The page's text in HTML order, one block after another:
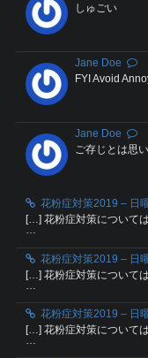
しゅごい
Jane Doe
FYI Avoid
Jane Doe
ご存じとは思
花粉症対策2019 – 日
[…] 花粉症対策について
…
花粉症対策2019 – 日
[…] 花粉症対策について
花粉症対策2019 – 日
[…] 花粉症対策について